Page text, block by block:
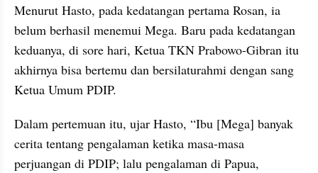
Menurut Hasto, pada kedatangan pertama Rosan, ia
belum berhasil menemui Mega. Baru pada kedatangan
keduanya, di sore hari, Ketua TKN Prabowo-Gibran itu
akhirnya bisa bertemu dan bersilaturahmi dengan sang
Ketua Umum PDIP.
Dalam pertemuan itu, ujar Hasto, “Ibu [Mega] banyak
cerita tentang pengalaman ketika masa-masa
perjuangan di PDIP; lalu pengalaman di Papua,